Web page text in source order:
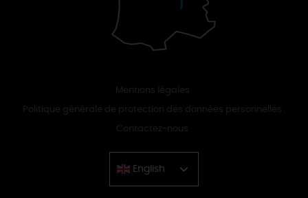
Mentions légales
Politique générale de protection des données personnelles
Contactez-nous
English
Chinese